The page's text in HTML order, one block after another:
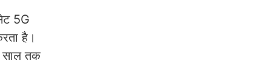
5G
है।
साल तक